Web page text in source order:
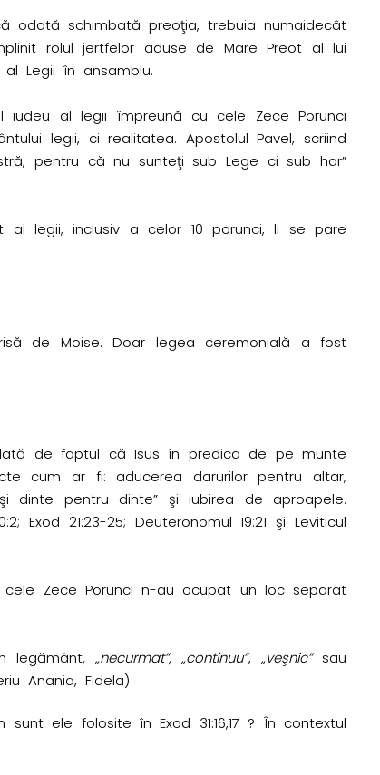
odată schimbată preoţia, trebuia numaidecât
rolul jertfelor aduse de Mare Preot al lui
Legii în ansamblu.
al legii împreună cu cele Zece Porunci
legii, ci realitatea. Apostolul Pavel, scriind
pentru că nu sunteţi sub Lege ci sub har”
legii, inclusiv a celor 10 porunci, li se pare
de Moise. Doar legea ceremonială a fost
de faptul că Isus în predica de pe munte
cum ar fi: aducerea darurilor pentru altar,
dinte pentru dinte” şi iubirea de aproapele.
Exod 21:23-25; Deuteronomul 19:21 şi Leviticul
Zece Porunci n-au ocupat un loc separat
legământ, „necurmat”, „continuu”, „veşnic”sau
Anania, Fidela)
sunt ele folosite în Exod 31:16,17 ? În contextul